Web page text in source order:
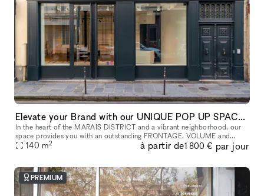
Elevate your Brand with our UNIQUE POP UP SPACE in PARIS Marais
In the heart of the MARAIS DISTRICT and a vibrant neighborhood, our
space provides you with an outstanding FRONTAGE, VOLUME and
ARCHITECTURE. The location is very interesting as it is on a real sho
140 m2 à partir de1 800 € par jour
PREMIUM